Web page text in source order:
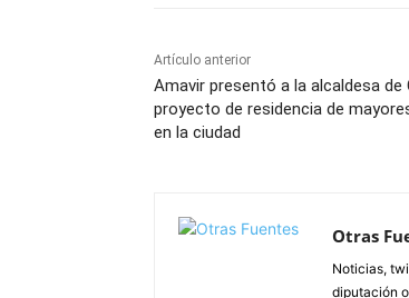
Artículo anterior
Amavir presentó a la alcaldesa de
proyecto de residencia de
en la ciudad
Otras
Noticias,
diputación